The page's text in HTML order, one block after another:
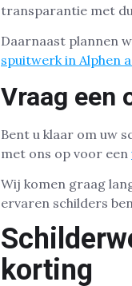
transparantie met
Daarnaast plannen
spuitwerk in Alphen
Vraag een
Bent u klaar om uw
met ons op voor een
Wij komen graag
ervaren schilders
korting